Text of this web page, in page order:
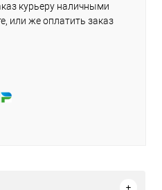
курьеру наличными
или же оплатить заказ